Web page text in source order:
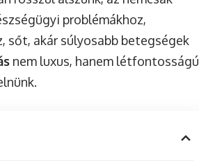
problémákhoz,
sőt, akár súlyosabb betegségek
nem luxus, hanem létfontosságú